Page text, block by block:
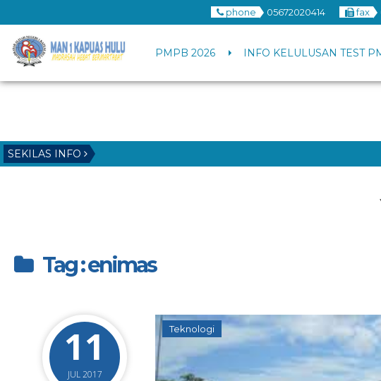
phone 05672020414 fax
PMPB 2026 INFO KELULUSAN TEST
SEKILAS INFO
Tag : enimas
11
JUL 2017
Teknologi